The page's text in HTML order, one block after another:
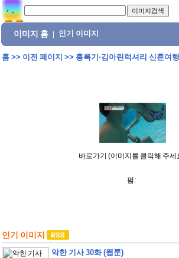
이미지 홈 인기 이미지
홈>> 이전 페이지 >> 홍록기·김아린럭셔리 신혼여
바로가기 (이미지를 클릭해 주세
펌:
인기 이미지
악한 기사 30화 (웹툰)